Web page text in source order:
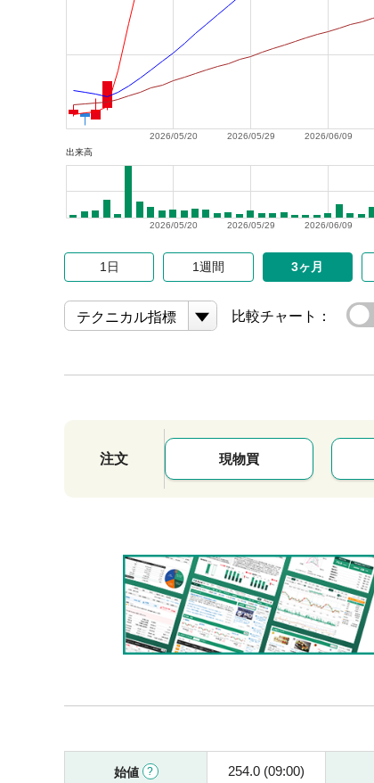
2026/06/09
2026/05/29
2026/05/20
出来高
2026/06/09
2026/05/29
2026/05/20
1日 1週間 3ヶ月
テクニカル指標 比較チャート：
注文 現物買
始値 254.0 (09:00)